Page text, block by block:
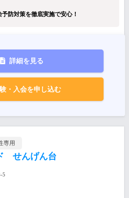
防対策を徹底実施で安心！
詳細を見る
・入会を申し込む
専用
せんげん台
5